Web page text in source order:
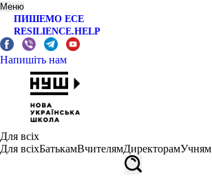
Меню
ПИШЕМО ЕСЕ
RESILIENCE.HELP
Напишіть нам
Для всіх
Для всіхБатькамВчителямДиректорамУчням